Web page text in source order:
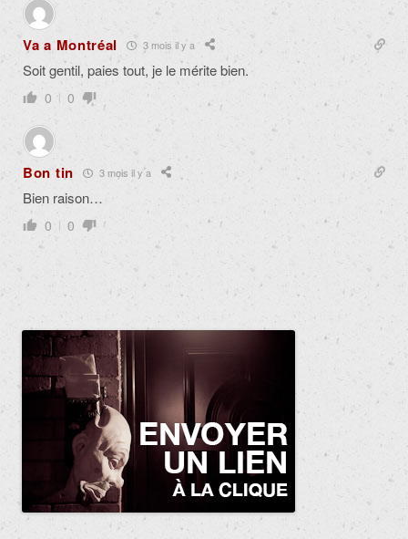
Va a Montréal 3 mois il y a
Soit gentil, paies tout, je le mérite bien.
0 0
Bon tin 3 mois il y a
Bien raison…
0 0